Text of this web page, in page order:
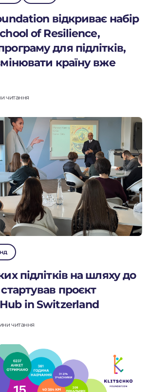
відкриває набір
of Resilience,
для підлітків,
країну вже
читання
підлітків на шляху до
проєкт
in Switzerland
читання